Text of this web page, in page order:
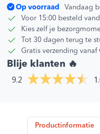
Per groep op de verdeler
Op voorraad
Vandaag
Voor 15:00 besteld
Kies zelf je
Tot 30 dagen terug te
Gratis verzending vanaf
Blije klanten 🔥
9.2
Productinformatie